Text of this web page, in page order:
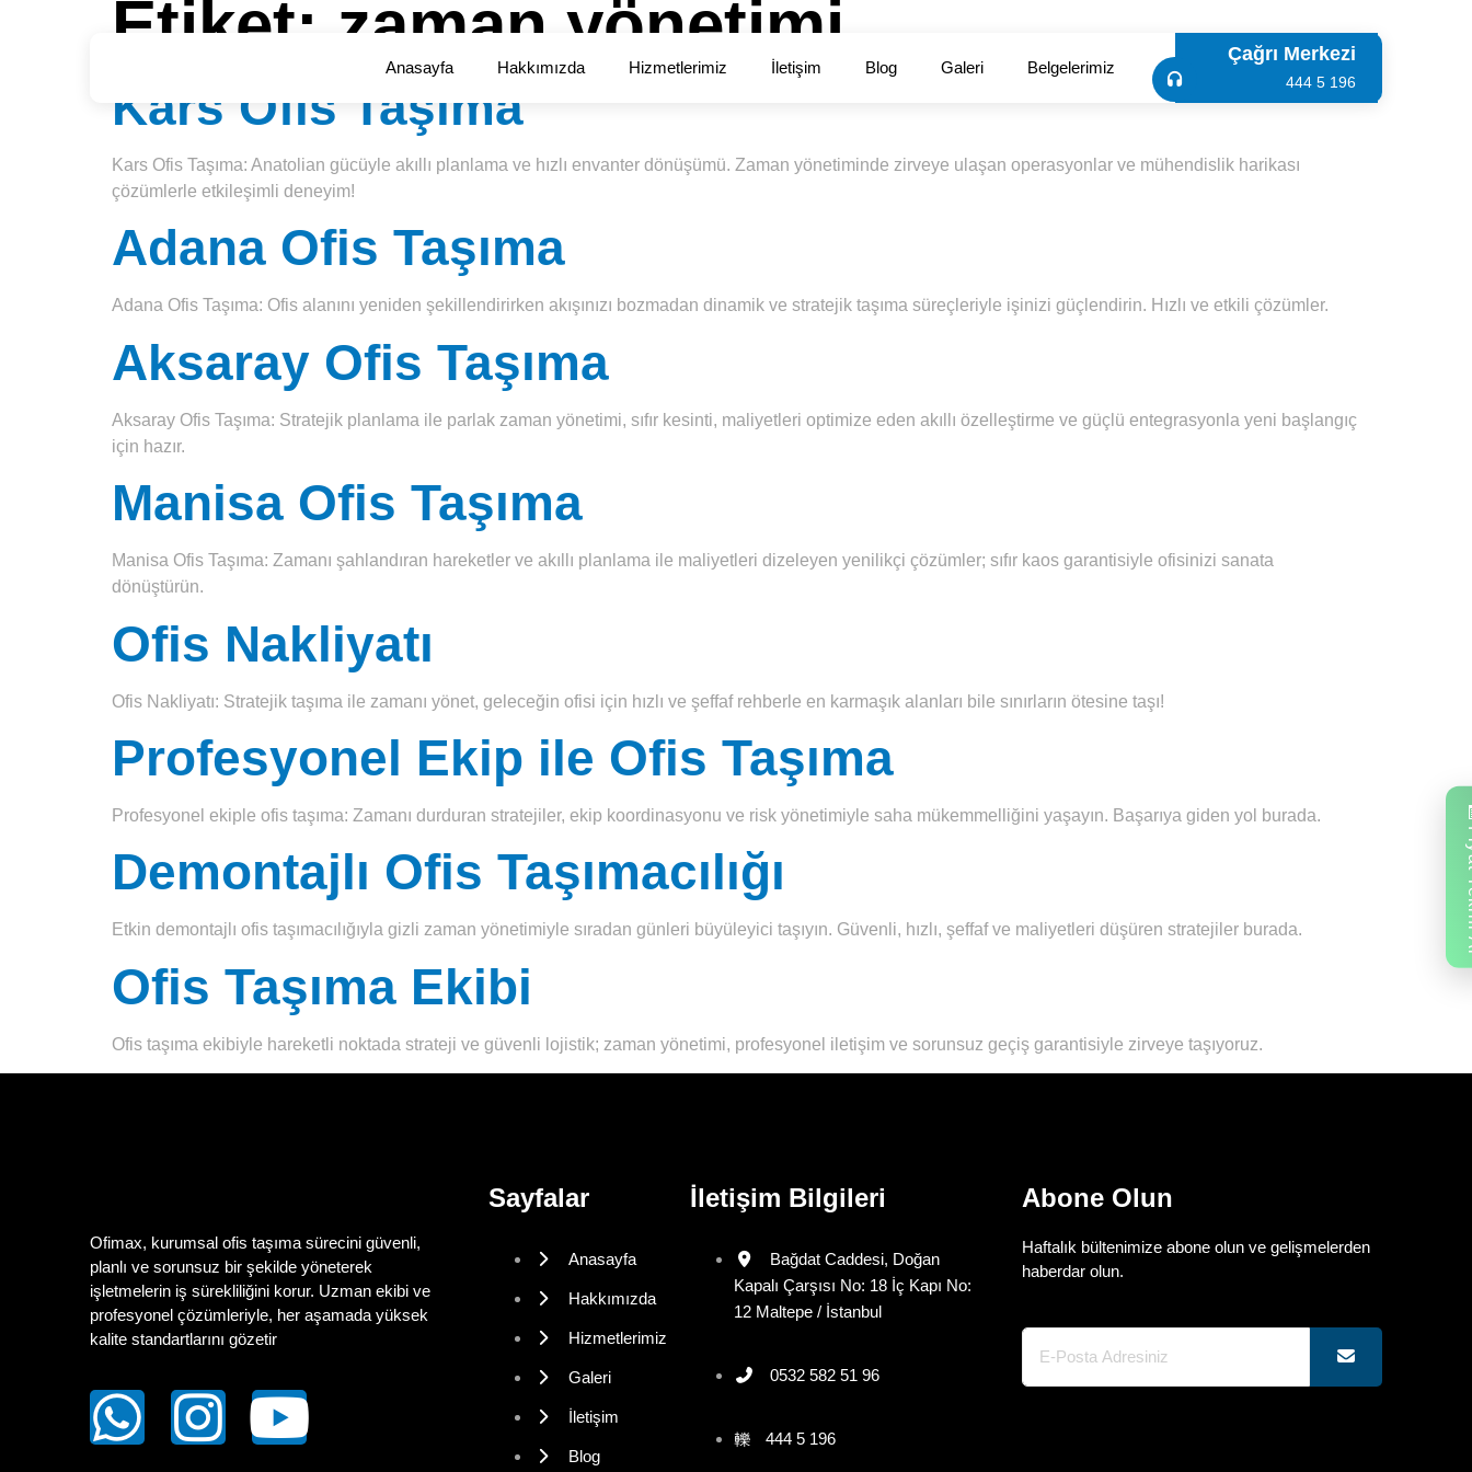
Anasayfa Hakkımızda Hizmetlerimiz İletişim Blog Galeri Belgelerimiz
Çağrı Merkezi
444 5 196
Etiket: zaman yönetimi
Kars Ofis Taşıma
Kars Ofis Taşıma: Anatolian gücüyle akıllı planlama ve hızlı envanter dönüşümü. Zaman yönetiminde zirveye ulaşan operasyonlar ve mühendislik harikası
çözümlerle etkileşimli deneyim!
Adana Ofis Taşıma
Adana Ofis Taşıma: Ofis alanını yeniden şekillendirirken akışınızı bozmadan dinamik ve stratejik taşıma süreçleriyle işinizi güçlendirin. Hızlı ve etkili çözümler.
Aksaray Ofis Taşıma
Aksaray Ofis Taşıma: Stratejik planlama ile par­lak zaman yönetimi, sıfır kesinti, maliyetleri optimize eden akıllı özelleştirme ve güçlü entegrasyonla yeni başlangıç
için hazır.
Manisa Ofis Taşıma
Manisa Ofis Taşıma: Zamanı şahlandıran hareketler ve akıllı planlama ile maliyetleri dizeleyen yenilikçi çözümler; sıfır kaos garantisiyle ofisinizi sanata
dönüştürün.
Ofis Nakliyatı
Ofis Nakliyatı: Stratejik taşıma ile zamanı yönet, geleceğin ofisi için hızlı ve şeffaf rehberle en karmaşık alanları bile sınırların ötesine taşı!
Profesyonel Ekip ile Ofis Taşıma
Profesyonel ekiple ofis taşıma: Zamanı durduran stratejiler, ekip koordinasyonu ve risk yönetimiyle saha mükemmelliğini yaşayın. Başarıya giden yol burada.
Demontajlı Ofis Taşımacılığı
Etkin demontajlı ofis taşımacılığıyla gizli zaman yönetimiyle sıradan günleri büyüleyici taşıyın. Güvenli, hızlı, şeffaf ve maliyetleri düşüren stratejiler burada.
Ofis Taşıma Ekibi
Ofis taşıma ekibiyle hareketli noktada strateji ve güvenli lojistik; zaman yönetimi, profesyonel iletişim ve sorunsuz geçiş garantisiyle zirveye taşıyoruz.
Ofimax, kurumsal ofis taşıma sürecini güvenli,
planlı ve sorunsuz bir şekilde yöneterek
işletmelerin iş sürekliliğini korur. Uzman ekibi ve
profesyonel çözümleriyle, her aşamada yüksek
kalite standartlarını gözetir
Sayfalar
Anasayfa
Hakkımızda
Hizmetlerimiz
Galeri
İletişim
Blog
İletişim Bilgileri
Bağdat Caddesi, Doğan
Kapalı Çarşısı No: 18 İç Kapı No:
12 Maltepe / İstanbul
0532 582 51 96
444 5 196
Abone Olun
Haftalık bültenimize abone olun ve gelişmelerden
haberdar olun.